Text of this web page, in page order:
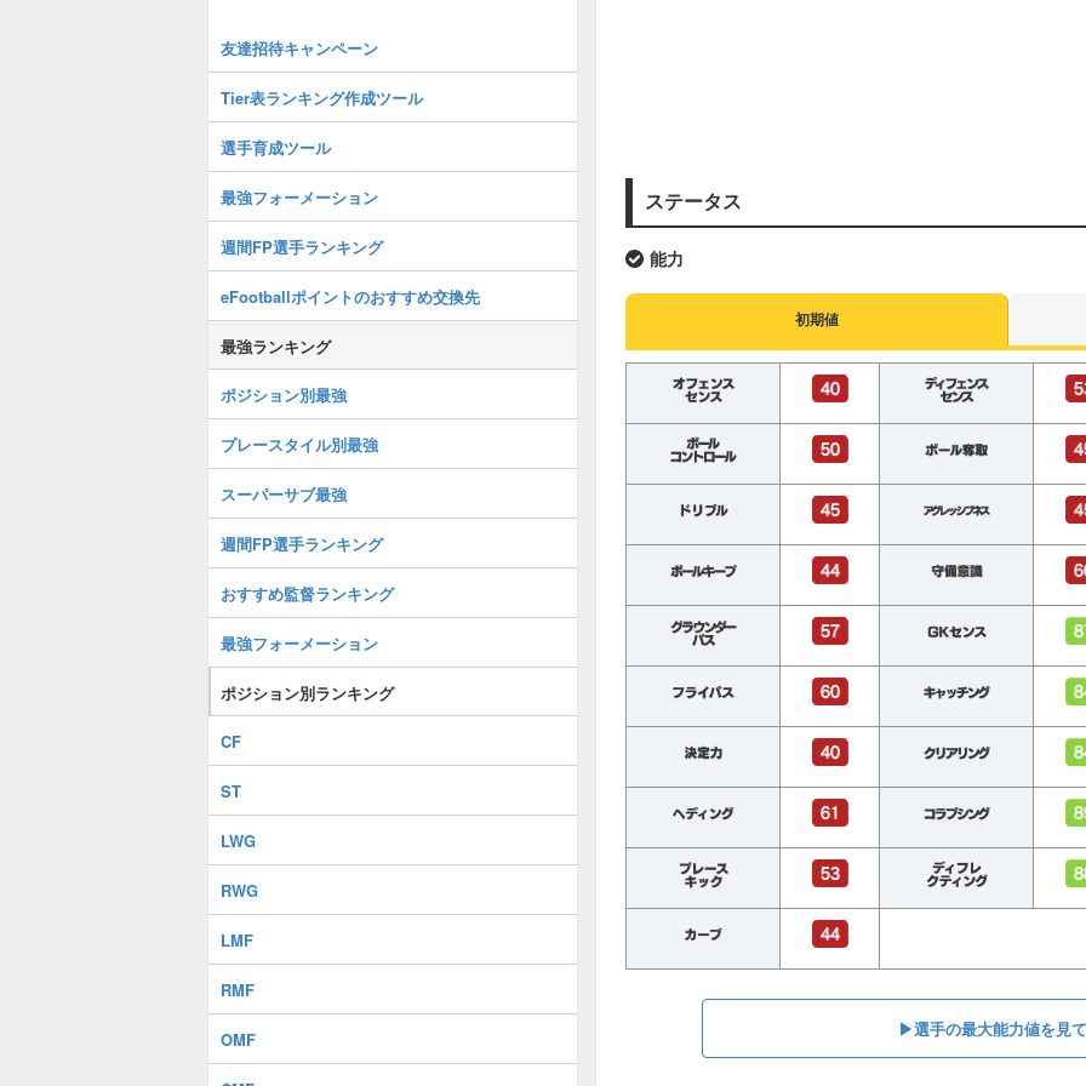
ステータス
能力
初期値
▶︎選手の最大能力値を見
友達招待キャンペーン
Tier表ランキング作成ツール
選手育成ツール
最強フォーメーション
週間FP選手ランキング
eFootballポイントのおすすめ交換先
最強ランキング
ポジション別最強
プレースタイル別最強
スーパーサブ最強
週間FP選手ランキング
おすすめ監督ランキング
最強フォーメーション
ポジション別ランキング
CF
ST
LWG
RWG
LMF
RMF
OMF